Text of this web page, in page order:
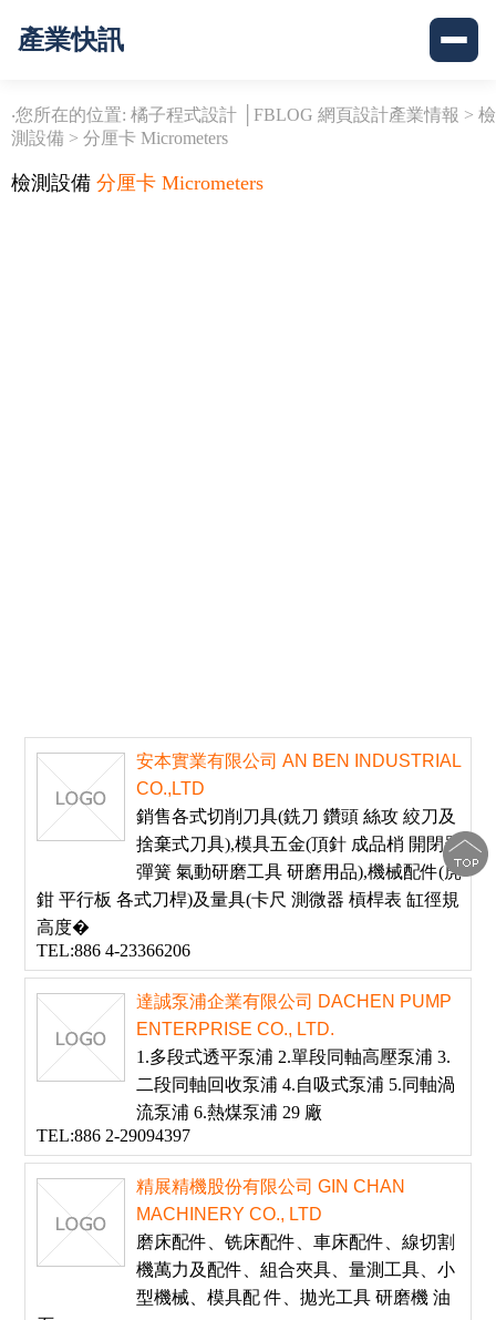
產業快訊
‧您所在的位置: 橘子程式設計 │FBLOG 網頁設計產業情報 > 檢
測設備 > 分厘卡 Micrometers
檢測設備 分厘卡 Micrometers
安本實業有限公司 AN BEN INDUSTRIAL
CO.,LTD
銷售各式切削刀具(銑刀 鑽頭 絲攻 絞刀及
捨棄式刀具),模具五金(頂針 成品梢 開閉器
彈簧 氣動研磨工具 研磨用品),機械配件(虎
鉗 平行板 各式刀桿)及量具(卡尺 測微器 槓桿表 缸徑規
高度�
TEL:886 4-23366206
達誠泵浦企業有限公司 DACHEN PUMP
ENTERPRISE CO., LTD.
1.多段式透平泵浦 2.單段同軸高壓泵浦 3.
二段同軸回收泵浦 4.自吸式泵浦 5.同軸渦
流泵浦 6.熱煤泵浦 29 廠
TEL:886 2-29094397
精展精機股份有限公司 GIN CHAN
MACHINERY CO., LTD
磨床配件、铣床配件、車床配件、線切割
機萬力及配件、組合夾具、量測工具、小
型機械、模具配 件、拋光工具 研磨機 油